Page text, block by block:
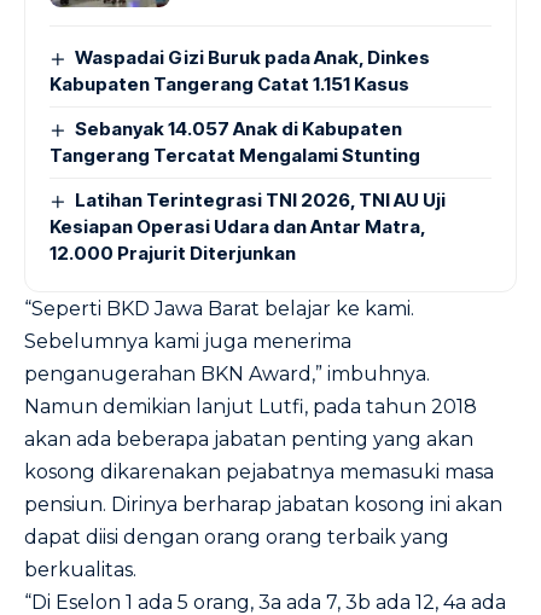
Waspadai Gizi Buruk pada Anak, Dinkes
Kabupaten Tangerang Catat 1.151 Kasus
Sebanyak 14.057 Anak di Kabupaten
Tangerang Tercatat Mengalami Stunting
Latihan Terintegrasi TNI 2026, TNI AU Uji
Kesiapan Operasi Udara dan Antar Matra,
12.000 Prajurit Diterjunkan
“Seperti BKD Jawa Barat belajar ke kami.
Sebelumnya kami juga menerima
penganugerahan BKN Award,” imbuhnya.
Namun demikian lanjut Lutfi, pada tahun 2018
akan ada beberapa jabatan penting yang akan
kosong dikarenakan pejabatnya memasuki masa
pensiun. Dirinya berharap jabatan kosong ini akan
dapat diisi dengan orang orang terbaik yang
berkualitas.
“Di Eselon 1 ada 5 orang, 3a ada 7, 3b ada 12, 4a ada